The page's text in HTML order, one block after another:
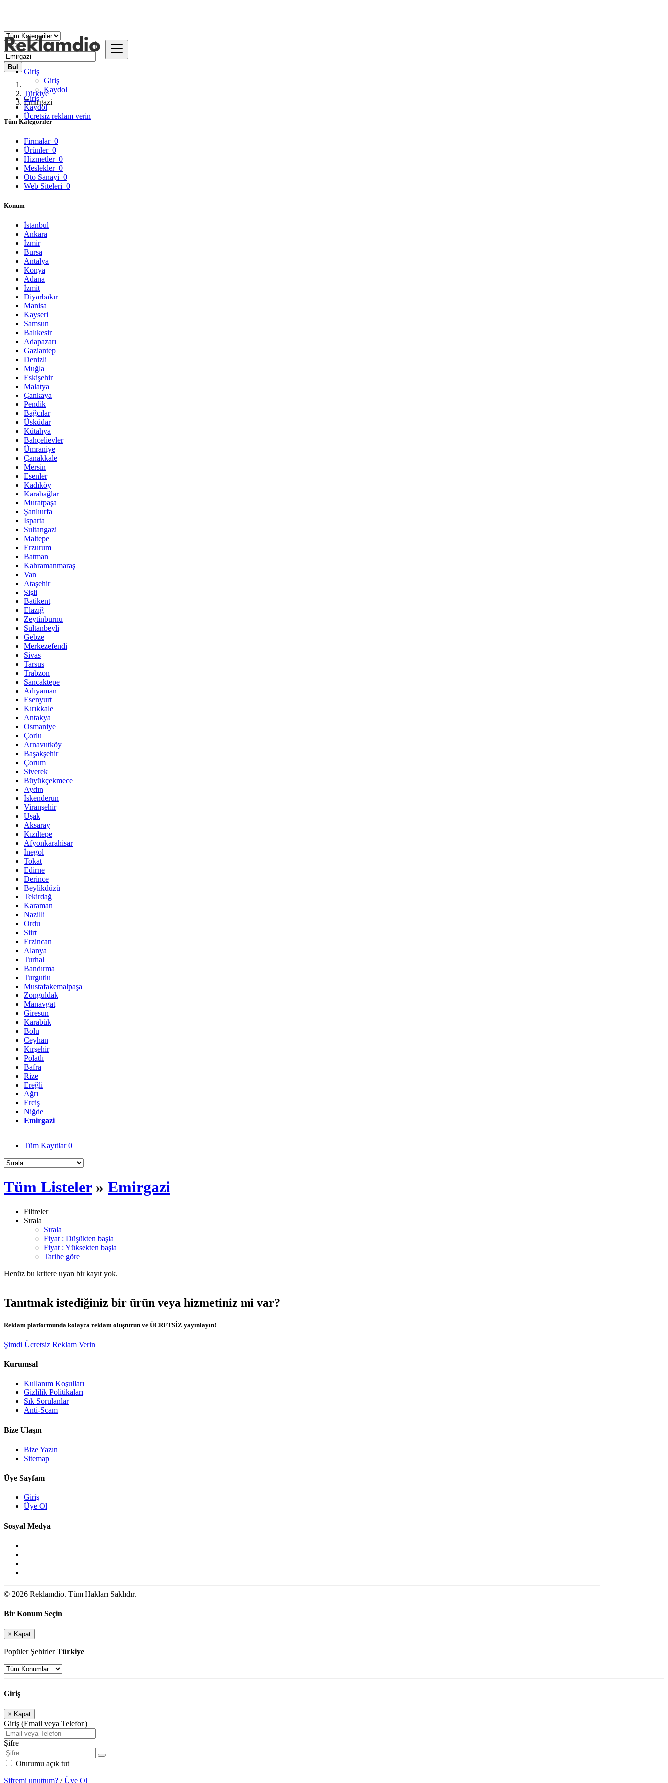
Giriş
Giriş
Kaydol
Giriş
Kaydol
Ücretsiz reklam verin
Bul
Türkiye
Emirgazi
Tüm Kategoriler
Firmalar 0
Ürünler 0
Hizmetler 0
Meslekler 0
Oto Sanayi 0
Web Siteleri 0
Konum
İstanbul
Ankara
İzmir
Bursa
Antalya
Konya
Adana
İzmit
Diyarbakır
Manisa
Kayseri
Samsun
Balıkesir
Adapazarı
Gaziantep
Denizli
Muğla
Eskişehir
Malatya
Çankaya
Pendik
Bağcılar
Üsküdar
Kütahya
Bahçelievler
Ümraniye
Çanakkale
Mersin
Esenler
Kadıköy
Karabağlar
Muratpaşa
Şanlıurfa
Isparta
Sultangazi
Maltepe
Erzurum
Batman
Kahramanmaraş
Van
Ataşehir
Şişli
Batikent
Elazığ
Zeytinburnu
Sultanbeyli
Gebze
Merkezefendi
Sivas
Tarsus
Trabzon
Sancaktepe
Adıyaman
Esenyurt
Kırıkkale
Antakya
Osmaniye
Çorlu
Arnavutköy
Başakşehir
Çorum
Siverek
Büyükçekmece
Aydın
İskenderun
Viranşehir
Uşak
Aksaray
Kızıltepe
Afyonkarahisar
İnegol
Tokat
Edirne
Derince
Beylikdüzü
Tekirdağ
Karaman
Nazilli
Ordu
Siirt
Erzincan
Alanya
Turhal
Bandırma
Turgutlu
Mustafakemalpaşa
Zonguldak
Manavgat
Giresun
Karabük
Bolu
Ceyhan
Kırşehir
Polatlı
Bafra
Rize
Ereğli
Ağrı
Erciş
Niğde
Emirgazi
Tüm Kayıtlar0
Tüm Listeler» Emirgazi
Filtreler
Sırala
Sırala
Fiyat : Düşükten başla
Fiyat : Yüksekten başla
Tarihe göre
Henüz bu kritere uyan bir kayıt yok.
Tanıtmak istediğiniz bir ürün veya hizmetiniz mi var?
Reklam platformunda kolayca reklam oluşturun ve ÜCRETSİZ yayınlayın!
Şimdi Ücretsiz Reklam Verin
Kurumsal
Kullanım Koşulları
Gizlilik Politikaları
Sık Sorulanlar
Anti-Scam
Bize Ulaşın
Bize Yazın
Sitemap
Üye Sayfam
Giriş
Üye Ol
Sosyal Medya
© 2026 Reklamdio. Tüm Hakları Saklıdır.
Bir Konum Seçin
× Kapat
Popüler ŞehirlerTürkiye
Giriş
× Kapat
Giriş (Email veya Telefon)
Şifre
Oturumu açık tut
Şifremi unuttum? /Üye Ol